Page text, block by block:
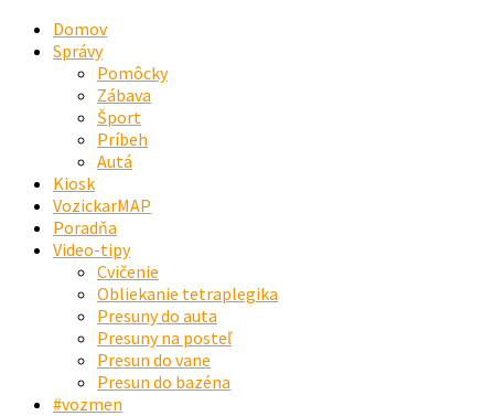
Domov
Správy
Pomôcky
Zábava
Šport
Príbeh
Autá
Kiosk
VozickarMAP
Poradňa
Video-tipy
Cvičenie
Obliekanie tetraplegika
Presuny do auta
Presuny na posteľ
Presun do vane
Presun do bazéna
#vozmen